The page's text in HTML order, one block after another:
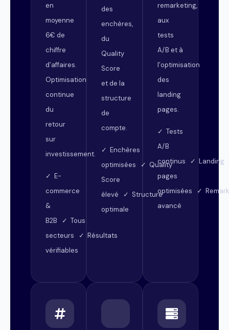
en
moyenne
6€ de
chiffre
d’affaires.
Optimisation
continue
du
retour
sur
investissement.
✓ E-
commerce
&
B2B ✓ Tous
secteurs ✓ Résultats
vérifiables
des
enchères,
du
Quality
Score
et de la
structure
de
compte.
✓ Enchères
optimisées ✓ Quality
Score
élevé ✓ Structure
optimale
remarketing,
aux
tests
A/B et à
l’optimisation
des
landing
pages.
✓ Tests
A/B
continus ✓ Landing
pages
optimisées ✓
avancé